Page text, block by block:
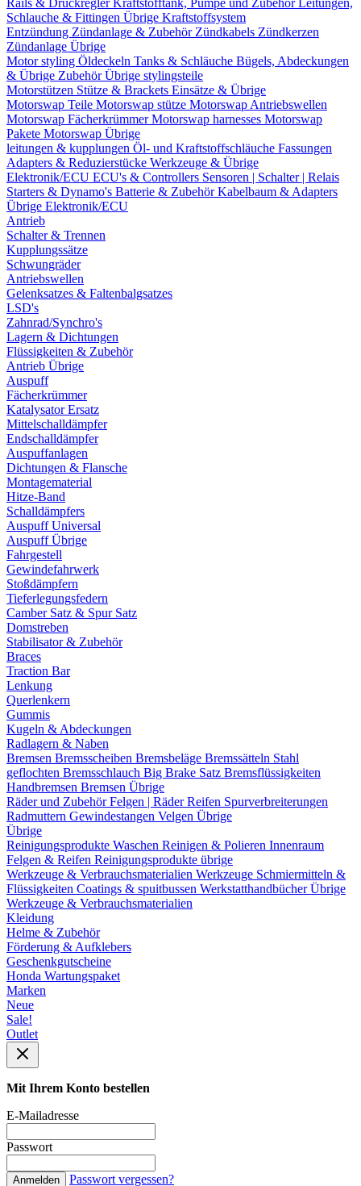
Rails & Druckregler Kraftstofftank, Pumpe und Zubehör
Leitungen,
Schlauche & Fittingen Übrige Kraftstoffsystem
Entzündung Zündanlage & Zubehör Zündkabels Zündkerzen
Zündanlage Übrige
Motor styling Öldeckeln Tanks & Schläuche Bügels, Abdeckungen
& Übrige ZubehörÜbrige stylingsteile
Motorstützen Stütze & Brackets Einsätze & Übrige
Motorswap Teile Motorswap stütze Motorswap Antriebswellen
Motorswap FächerkrümmerMotorswap harnesses Motorswap
Pakete Motorswap Übrige
leitungen & kupplungen Öl- und Kraftstoffschläuche Fassungen
Adapters & Reduzierstücke Werkzeuge & Übrige
Elektronik/ECU ECU's & Controllers Sensoren | Schalter | Relais
Starters & Dynamo's Batterie & ZubehörKabelbaum & Adapters
Übrige Elektronik/ECU
Antrieb
Schalter & Trennen
Kupplungssätze
Schwungräder
Antriebswellen
Gelenksatzes & Faltenbalgsatzes
LSD's
Zahnrad/Synchro's
Lagern & Dichtungen
Flüssigkeiten & Zubehör
Antrieb Übrige
Auspuff
Fächerkrümmer
Katalysator Ersatz
Mittelschalldämpfer
Endschalldämpfer
Auspuffanlagen
Dichtungen & Flansche
Montagematerial
Hitze-Band
Schalldämpfers
Auspuff Universal
Auspuff Übrige
Fahrgestell
Gewindefahrwerk
Stoßdämpfern
Tieferlegungsfedern
Camber Satz & Spur Satz
Domstreben
Stabilisator & Zubehör
Braces
Traction Bar
Lenkung
Querlenkern
Gummis
Kugeln & Abdeckungen
Radlagern & Naben
Bremsen Bremsscheiben Bremsbeläge Bremssätteln Stahl
geflochten Bremsschlauch Big Brake Satz Bremsflüssigkeiten
Handbremsen Bremsen Übrige
Räder und ZubehörFelgen | RäderReifen Spurverbreiterungen
Radmuttern Gewindestangen Velgen Übrige
Übrige
Reinigungsprodukte Waschen Reinigen & Polieren Innenraum
Felgen & Reifen Reinigungsprodukte übrige
Werkzeuge & Verbrauchsmaterialien Werkzeuge Schmiermitteln &
Flüssigkeiten Coatings & spuitbussen WerkstatthandbücherÜbrige
Werkzeuge & Verbrauchsmaterialien
Kleidung
Helme & Zubehör
Förderung & Aufklebers
Geschenkgutscheine
Honda Wartungspaket
Marken
Neue
Sale!
Outlet
Mit Ihrem Konto bestellen
E-Mailadresse
Passwort
Anmelden Passwort vergessen?